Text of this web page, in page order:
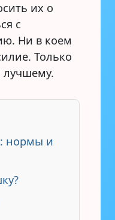
их о
с
Ни в коем
Только
лучшему.
нормы и